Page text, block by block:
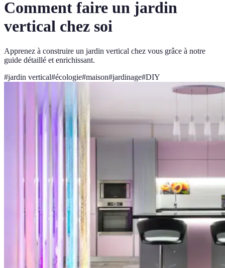
Comment faire un jardin
vertical chez soi
Apprenez à construire un jardin vertical chez vous grâce à notre
guide détaillé et enrichissant.
#jardin vertical#écologie#maison#jardinage#DIY